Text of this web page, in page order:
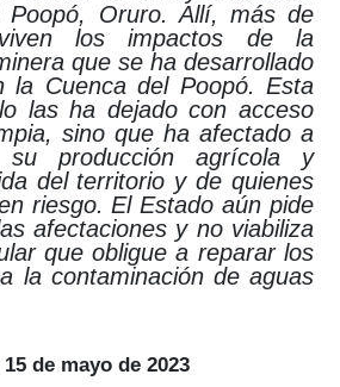
Poopó, Oruro. Allí, más de
los impactos de la
que se ha desarrollado
la Cuenca del Poopó. Esta
las ha dejado con acceso
sino que ha afectado a
producción agrícola y
del territorio y de quienes
riesgo. El Estado aún pide
afectaciones y no viabiliza
que obligue a reparar los
la contaminación de aguas
de mayo de 2023